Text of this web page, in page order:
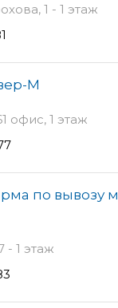
1 - 1 этаж
М
офис, 1 этаж
по вывозу
- 1 этаж